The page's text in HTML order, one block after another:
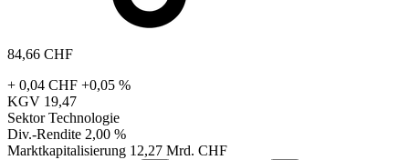
84,66 CHF
+ 0,04 CHF +0,05 %
KGV 19,47
Sektor Technologie
Div.-Rendite 2,00 %
Marktkapitalisierung 12,27 Mrd. CHF